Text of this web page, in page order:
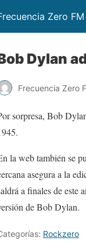
Zero FM
Dylan
Frecuencia Zero
sorpresa, Bob
la web también se
asegura a la
a finales de este
de Bob Dylan.
Rockzero